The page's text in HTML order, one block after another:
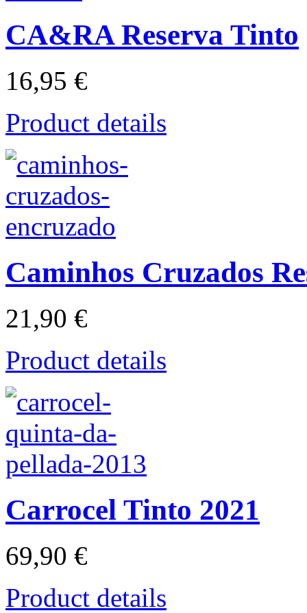
CA&RA Reserva Tinto
16,95 €
Product details
Caminhos Cruzados
21,90 €
Product details
Carrocel Tinto 2021
69,90 €
Product details